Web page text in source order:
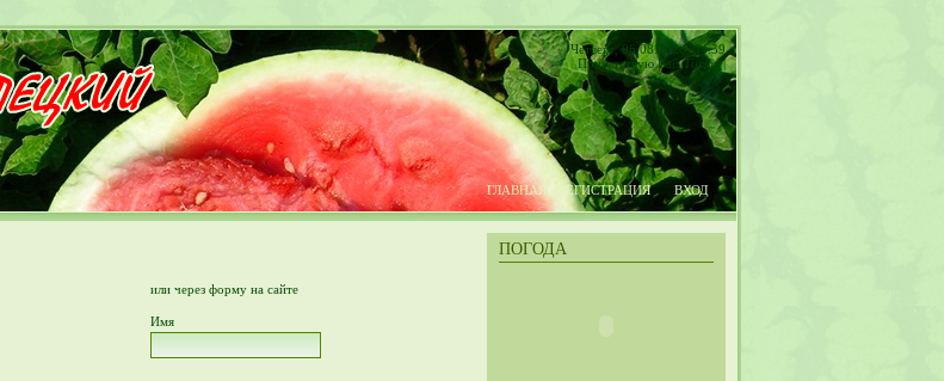
Четверг, 06.08.2026, 04:39
Приветствую Вас,Гость|
ГЛАВНАЯ РЕГИСТРАЦИЯ ВХОД
ПОГОДА
или через форму на сайте
Имя